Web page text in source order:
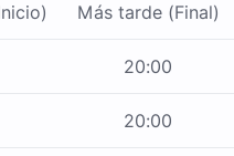
Más tarde (Final)
20:00
20:00